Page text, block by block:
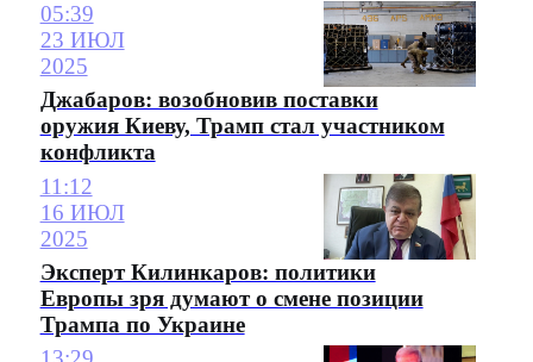
05:39
23 ИЮЛ
2025
Джабаров: возобновив поставки
оружия Киеву, Трамп стал участником
конфликта
11:12
16 ИЮЛ
2025
Эксперт Килинкаров: политики
Европы зря думают о смене позиции
Трампа по Украине